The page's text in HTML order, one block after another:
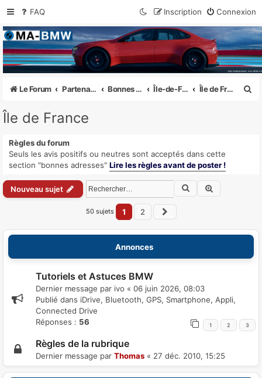
FAQ Connexion
Inscription
MA-BMW.com
Actualités, Essais et Communauté BMW
Le Forum Partenaires, Annonces et sorties Bonnes adresses et concessions Île-de-France Île de France
r
Île de France
Règles du forum
Seuls les avis positifs ou neutres sont acceptés dans cette
section "bonnes adresses" Lire les règles avant de poster !
Nouveau sujet Rechercher
50 sujets 1 2
Annonces
Tutoriels et Astuces BMW
Dernier message par ivo « 06 juin 2026, 08:03
Publié dans iDrive, Bluetooth, GPS, Smartphone, Appli,
Connected Drive
Réponses : 56 1 2 3
Règles de la rubrique
Dernier message par Thomas « 27 déc. 2010, 15:25